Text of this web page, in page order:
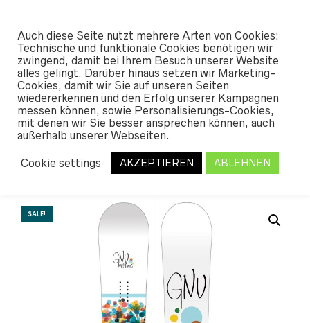
START/ SHOP/SNOWBOARDS/SNO
WBOARDS WOMEN / GNU B-NICE 2024
Gnu B-Nice 2024
469,95€ Ursprünglicher
war:
469,95 €
329,95€Aktueller
329,95 €.
*
SALE!
Auch diese Seite nutzt mehrere Arten von Cookies:
Technische und funktionale Cookies benötigen wir
zwingend, damit bei Ihrem Besuch unserer Website
alles gelingt. Darüber hinaus setzen wir Marketing-
Cookies, damit wir Sie auf unseren Seiten
wiedererkennen und den Erfolg unserer Kampagnen
messen können, sowie Personalisierungs-Cookies,
mit denen wir Sie besser ansprechen können, auch
außerhalb unserer Webseiten.
Cookie settings AKZEPTIEREN ABLEHNEN